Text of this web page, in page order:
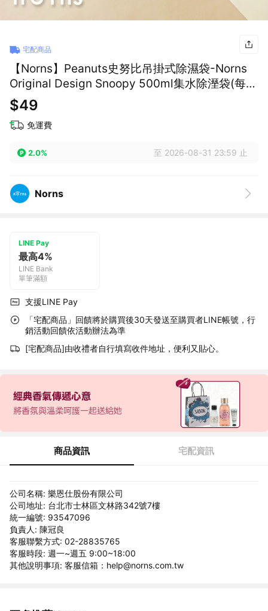
宅配商品
【Norns】Peanuts史努比吊掛式除濕袋-Norns
Original Design Snoopy 500ml集水除溼袋(每款
式最少需購買8件)
$49
免運費
2.0% 至 2026-08-31 23:59 止
Norns
LINE Pay
最高4%
LINE Bank
單筆滿額
支援LINE Pay
「宅配商品」回饋將於購買後30天發送至購買者LINE帳號，行
銷活動回饋依活動辦法為準
[宅配商品]由收禮者自行填寫收件地址，便利又貼心。
商品資訊 宅配資訊
公司名稱: 樂恩仕股份有限公司
公司地址: 台北市士林區文林路342號7樓
統一編號: 93547096
負責人: 陳冠良
客服聯繫方式: 02-28835765
客服時段: 週一~週五 9:00~18:00
其他說明事項: 客服信箱：help@norns.com.tw